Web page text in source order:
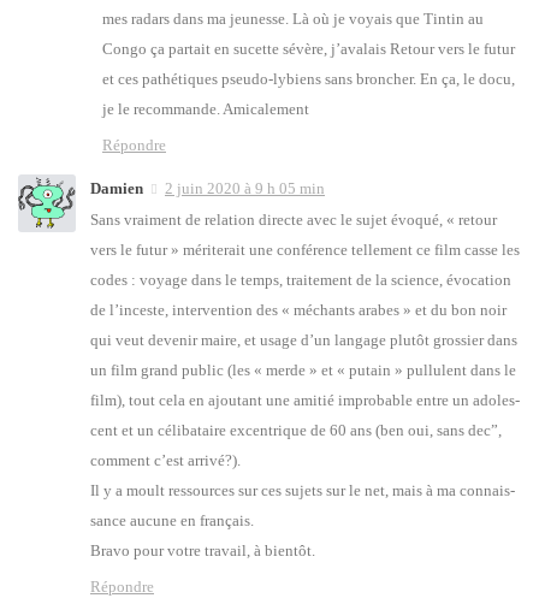
mes radars dans ma jeu­nesse. Là où je voyais que Tin­tin au
Congo ça par­tait en sucette sévère, j’a­va­lais Retour vers le futur
et ces pathé­tiques pseu­do-lybiens sans bron­cher. En ça, le docu,
je le recom­mande. Ami­ca­le­ment
Répondre
Damien
2 juin 2020 à 9 h 05 min
Sans vrai­ment de rela­tion directe avec le sujet évo­qué, « retour
vers le futur » méri­te­rait une confé­rence tel­le­ment ce film casse les
codes : voyage dans le temps, trai­te­ment de la science, évo­ca­tion
de l’in­ceste, inter­ven­tion des « méchants arabes » et du bon noir
qui veut deve­nir maire, et usage d’un lan­gage plu­tôt gros­sier dans
un film grand public (les « merde » et « putain » pul­lulent dans le
film), tout cela en ajou­tant une ami­tié impro­bable entre un ado­les­
cent et un céli­ba­taire excen­trique de 60 ans (ben oui, sans dec”,
com­ment c’est arri­vé?).
Il y a moult res­sources sur ces sujets sur le net, mais à ma connais­
sance aucune en fran­çais.
Bra­vo pour votre tra­vail, à bien­tôt.
Répondre